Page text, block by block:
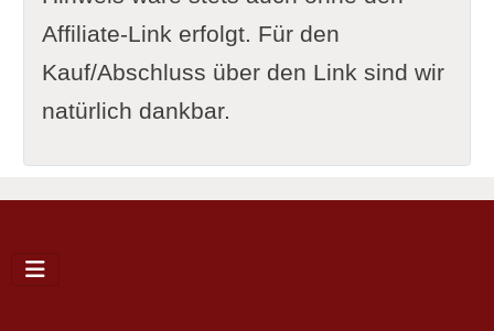
Affiliate-Link erfolgt. Für den
Kauf/Abschluss über den Link sind wir
natürlich dankbar.